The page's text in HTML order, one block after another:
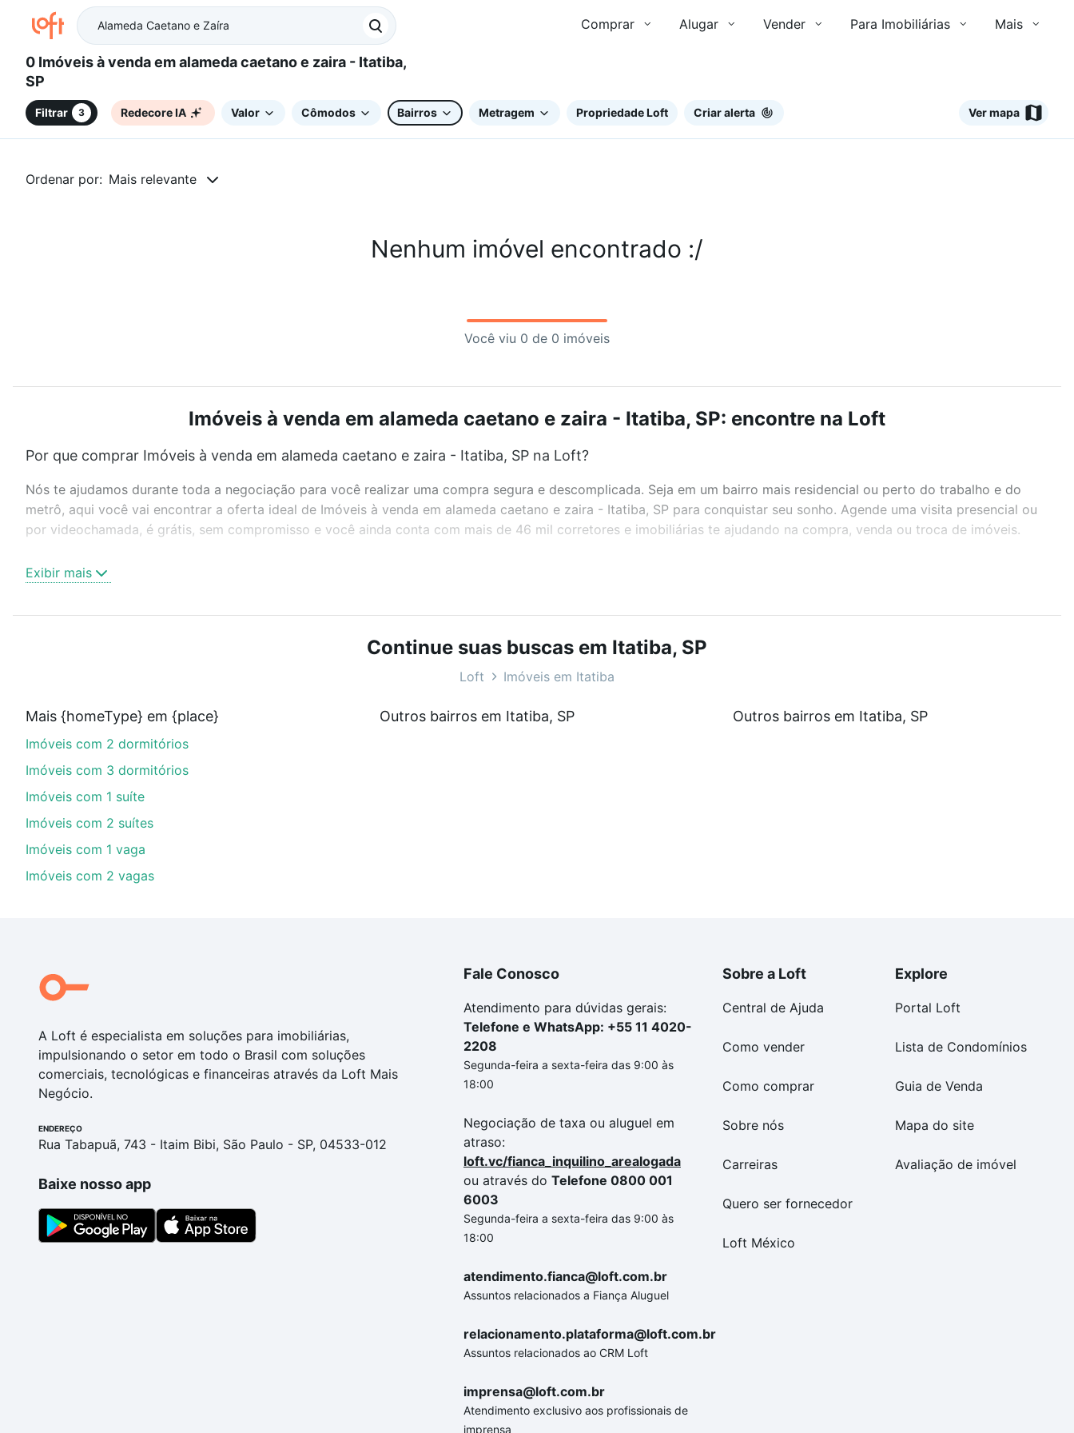
Comprar Alugar Vender Para Imobiliárias Mais
0 Imóveis à venda em alameda caetano e zaira - Itatiba,
SP
Filtrar 3 Redecore IA Valor Cômodos Bairros Metragem Propriedade Loft Criar alerta Ver mapa
Ordenar por: Mais relevante
Nenhum imóvel encontrado :/
Você viu 0 de 0 imóveis
Imóveis à venda em alameda caetano e zaira - Itatiba, SP: encontre na Loft
Por que comprar Imóveis à venda em alameda caetano e zaira - Itatiba, SP na Loft?
Nós te ajudamos durante toda a negociação para você realizar uma compra segura e descomplicada. Seja em um bairro mais residencial ou perto do trabalho e do
metrô, aqui você vai encontrar a oferta ideal de Imóveis à venda em alameda caetano e zaira - Itatiba, SP para conquistar seu sonho. Agende uma visita presencial ou
por videochamada, é grátis, sem compromisso e você ainda conta com mais de 46 mil corretores e imobiliárias te ajudando na compra, venda ou troca de imóveis.
ou sem vaga de garagem para combinar perfeitamente com o preço, metragem e comodidades, como piscina, academia, salão de festas ou área verde e encontrar
Imóveis à venda em alameda caetano e zaira - Itatiba, SP ideal para você na Loft.
Qual o preço de Imóveis à venda em alameda caetano e zaira - Itatiba, SP?
financiamento imobiliário as parcelas podem se adequar ao seu orçamento. Se ainda tem alguma dúvida dos custos envolvidos no processo de compra, veja em nosso
portal quanto custa comprar um apartamento
Exibir mais
Continue suas buscas em Itatiba, SP
Loft Imóveis em Itatiba
Mais {homeType} em {place}
Imóveis com 2 dormitórios
Imóveis com 3 dormitórios
Imóveis com 1 suíte
Imóveis com 2 suítes
Imóveis com 1 vaga
Imóveis com 2 vagas
Outros bairros em Itatiba, SP Outros bairros em Itatiba, SP
A Loft é especialista em soluções para imobiliárias,
impulsionando o setor em todo o Brasil com soluções
comerciais, tecnológicas e financeiras através da Loft Mais
Negócio.
ENDEREÇO
Rua Tabapuã, 743 - Itaim Bibi, São Paulo - SP, 04533-012
Baixe nosso app
Fale Conosco
Atendimento para dúvidas gerais:
Telefone e WhatsApp: +55 11 4020-
2208
Segunda-feira a sexta-feira das 9:00 às
18:00
Negociação de taxa ou aluguel em
atraso:
loft.vc/fianca_inquilino_arealogada
ou através do Telefone 0800 001
6003
Segunda-feira a sexta-feira das 9:00 às
18:00
atendimento.fianca@loft.com.br
Assuntos relacionados a Fiança Aluguel
relacionamento.plataforma@loft.com.br
Assuntos relacionados ao CRM Loft
imprensa@loft.com.br
Atendimento exclusivo aos profissionais de
imprensa
Sobre a Loft
Central de Ajuda
Como vender
Como comprar
Sobre nós
Carreiras
Quero ser fornecedor
Loft México
Explore
Portal Loft
Lista de Condomínios
Guia de Venda
Mapa do site
Avaliação de imóvel